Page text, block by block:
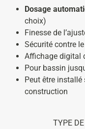
Dosage
choix)
Finesse de
Sécurité contre
Affichage digital
Pour bassin
Peut être
construction
TYPE